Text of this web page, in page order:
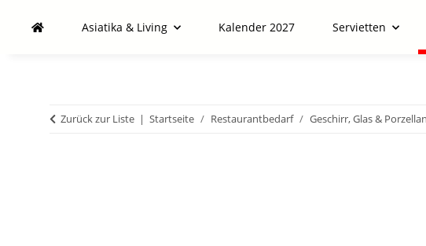
Asiatika & Living Kalender 2027 Servietten
Zurück zur Liste Startseite Restaurantbedarf Geschirr, Glas & Porzellan